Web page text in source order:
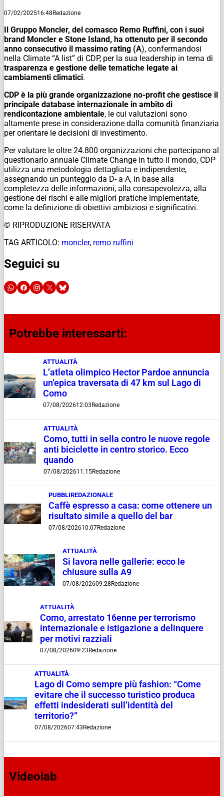
07/02/202516:48Redazione
Il Gruppo Moncler, del comasco Remo Ruffini, con i suoi
brand Moncler e Stone Island, ha ottenuto per il secondo
anno consecutivo il massimo rating (A), confermandosi
nella Climate “A list” di CDP, per la sua leadership in tema di
trasparenza e gestione delle tematiche legate ai
cambiamenti climatici.
CDP è la più grande organizzazione no-profit che gestisce il
principale database internazionale in ambito di
rendicontazione ambientale, le cui valutazioni sono
altamente prese in considerazione dalla comunità finanziaria
per orientare le decisioni di investimento.
Per valutare le oltre 24.800 organizzazioni che partecipano al
questionario annuale Climate Change in tutto il mondo, CDP
utilizza una metodologia dettagliata e indipendente,
assegnando un punteggio da D- a A, in base alla
completezza delle informazioni, alla consapevolezza, alla
gestione dei rischi e alle migliori pratiche implementate,
come la definizione di obiettivi ambiziosi e significativi.
© RIPRODUZIONE RISERVATA
TAG ARTICOLO: moncler, remo ruffini
Seguici su
Potrebbe interessarti:
ATTUALITÀ
L’atleta olimpico Hector Pardoe annuncia
un’epica traversata di 47 km sul Lago di
Como
07/08/202612:03 Redazione
ATTUALITÀ
Como, tutti in sella contro le nuove regole
anti biciclette in centro storico. Ecco
quando
07/08/202611:15Redazione
PUBBLIREDAZIONALE
Caffè espresso a casa: come ottenere un
risultato simile a quello del bar
07/08/202610:07Redazione
ATTUALITÀ
Si lavora nelle gallerie: ecco le
chiusure sulla A9
07/08/202609:28 Redazione
ATTUALITÀ
Como, arrestato 16enne per terrorismo
internazionale e istigazione a delinquere
per motivi razziali
07/08/202609:23 Redazione
ATTUALITÀ
Lago di Como sempre più fashion: “Come
evitare che il successo turistico produca
effetti indesiderati sull’identità del
territorio?”
07/08/202607:43 Redazione
Videolab